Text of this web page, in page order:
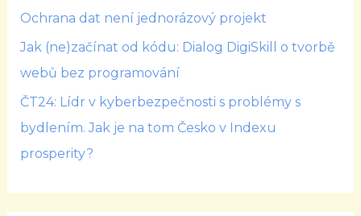
Ochrana dat není jednorázový projekt
Jak (ne)začínat od kódu: Dialog DigiSkill o tvorbě
webů bez programování
ČT24: Lídr v kyberbezpečnosti s problémy s
bydlením. Jak je na tom Česko v Indexu
prosperity?